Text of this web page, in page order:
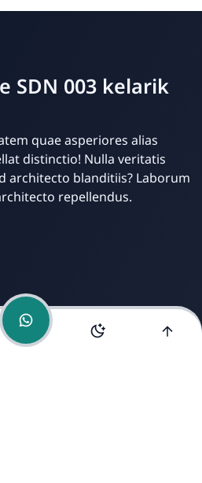
Dwi Prastyo
Online
SDN 003 kelarik
quae asperiores alias
distinctio! Nulla veritatis
architecto blanditiis? Laborum
repellendus.